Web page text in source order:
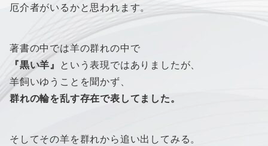
厄介者がいるかと思われます。
著書の中では羊の群れの中で
『黒い羊』 という表現ではありましたが、
羊飼いゆうことを聞かず、
群れの輪を乱す存在で表してました。
そしてその羊を群れから追い出してみる。